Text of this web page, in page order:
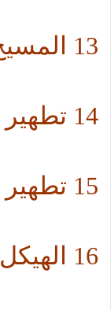
13 المسيح ملكاً
14 تطهير الباعة من الهيكل
15 تطهير الهيكل من القيادات
16 الهيكل في أورشليم